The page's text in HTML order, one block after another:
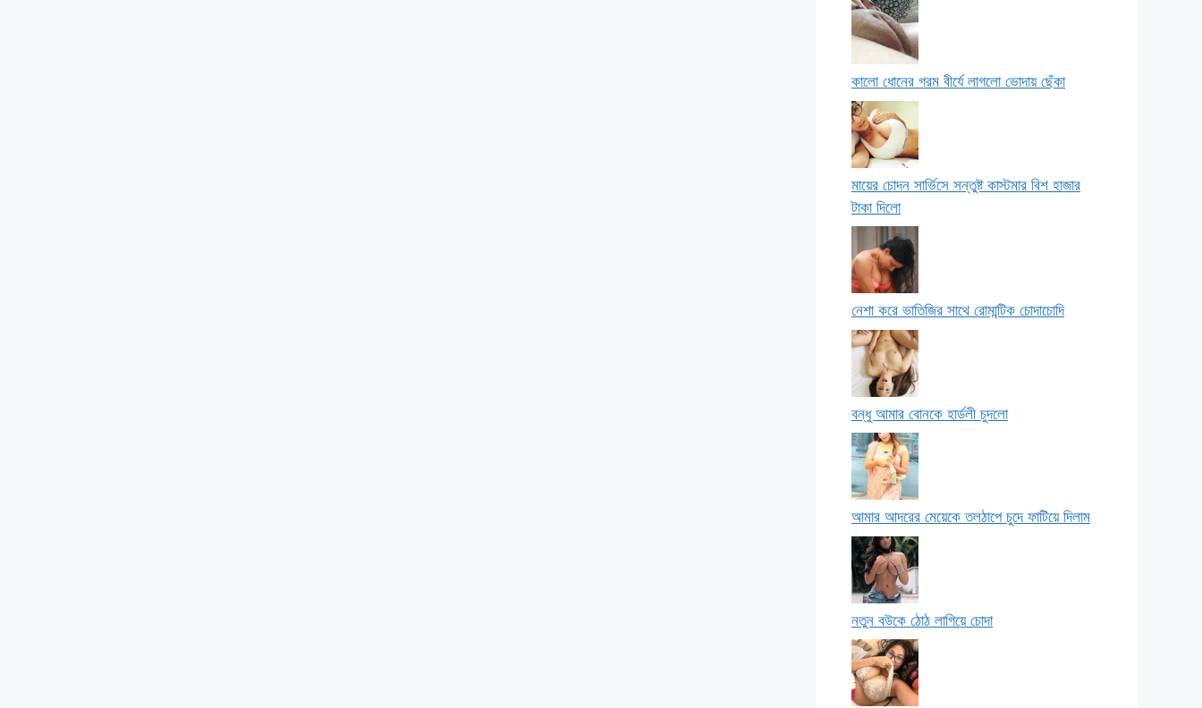
কালো ধোনের গরম বীর্যে লাগলো ভোদায় ছেঁকা
মায়ের চোদন সার্ভিসে সন্তুষ্ট কাস্টমার বিশ হাজার
টাকা দিলো
নেশা করে ভাতিজির সাথে রোমান্টিক চোদাচোদি
বন্ধু আমার বোনকে হার্ডলী চুদলো
আমার আদরের মেয়েকে তলঠাপে চুদে ফাটিয়ে দিলাম
নতুন বউকে ঠোঠ লাগিয়ে চোদা